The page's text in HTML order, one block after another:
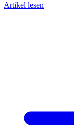
Artikel lesen